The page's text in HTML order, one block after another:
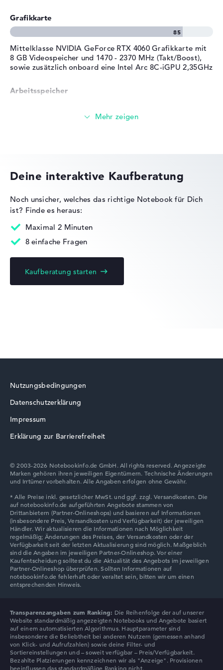
Farbe
grau
Bereitgestelltes
Betriebssystem
Microsoft Windows 11 Home
(64 Bit)
Grafikkarte
Mittelklasse NVIDIA GeForce RTX 4060 Grafikkarte mit
8 GB Videospeicher und 1470 - 2370 MHz (Takt/Boost),
sowie zusätzlich onboard eine Intel Arc 8C-iGPU 2,35GHz
Arbeitsspeicher
Sehr großer 24 GB (1 x 8 GB, 1 x 16 GB) Arbeitspeicher -
Mobilität
Schlank mit 1,99 cm Höhe
Display
Auflösung
Mit maximal 2880 x 1620 besonders hochauflösendes
glänzendes 15,6 Zoll Display und 120 Hz
Wie wir testen und bewerten
Wir helfen dir, technische Daten von Notebooks leichter
basierend auf über 23 Jahren Erfahrung in der Notebook-
Kaufberatung.
Die Gesamtnotesetzt sich aus drei Teilbewertungen
zusammen:
Deine interaktive Kaufberatung
Noch unsicher, welches das richtige Notebook für Dich
ist? Finde es heraus:
Maximal 2 Minuten
8 einfache Fragen
Kaufberatung starten
Nutzungsbedingungen
Datenschutzerklärung
Impressum
Erklärung zur Barrierefreiheit
© 2003-2026 Notebookinfo.de GmbH. All rights reserved. Angezeigte
Marken gehören ihren jeweiligen Eigentümern. Technische Änderungen
und Irrtümer vorbehalten. Alle Angaben erfolgen ohne Gewähr.
Transparenzangaben zum Ranking: Die Reihenfolge der auf unserer
Website standardmäßig angezeigten Notebooks und Angebote basiert
auf einem automatisierten Algorithmus. Hauptparameter sind
insbesondere die Beliebtheit bei anderen Nutzern (gemessen anhand
von Klick- und Aufrufzahlen) sowie deine Filter- und
Sortiereinstellungen und – soweit verfügbar – Preis/Verfügbarkeit.
Bezahlte Platzierungen kennzeichnen wir als "Anzeige". Provisionen
beeinflussen das standardmäßige Ranking nicht.